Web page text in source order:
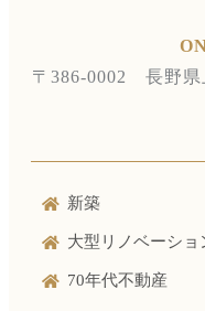
〒386-0002 長野県
新築
大型リノベーショ
70年代不動産